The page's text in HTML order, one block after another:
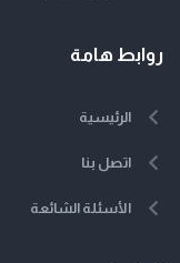
روابط هامة
الرئيسية
اتصل بنا
الأسئلة الشائعة